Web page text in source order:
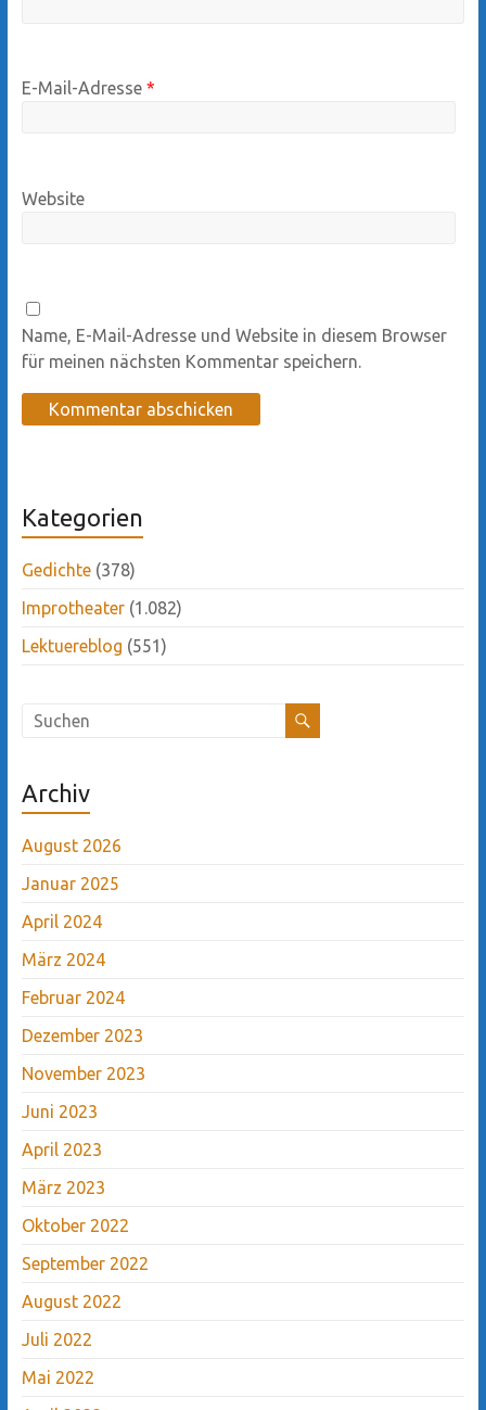
E-Mail-Adresse *
Website
Name, E-Mail-Adresse und Website in diesem Browser
für meinen nächsten Kommentar speichern.
Kategorien
Gedichte(378)
Improtheater(1.082)
Lektuereblog (551)
Archiv
August 2026
Januar 2025
April 2024
März 2024
Februar 2024
Dezember 2023
November 2023
Juni 2023
April 2023
März 2023
Oktober 2022
September 2022
August 2022
Juli 2022
Mai 2022